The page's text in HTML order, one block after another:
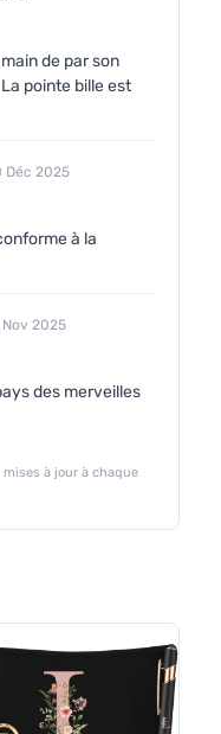
de par son
pointe bille est
Déc 2025
à la
Nov 2025
des merveilles
à jour à chaque